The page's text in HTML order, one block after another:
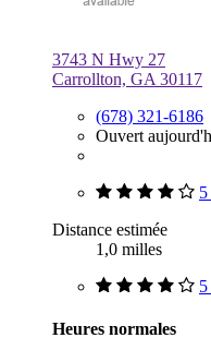
3743 N Hwy 27
Carrollton, GA 30117
(678) 321-6186
Ouvert
Distance estimée
1,0 milles
Heures normales